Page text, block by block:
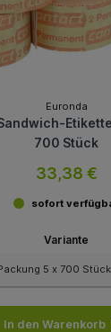
Euronda
Sandwich-
700 Stück
33,38 €
sofort
Variante
In den Warenkorb